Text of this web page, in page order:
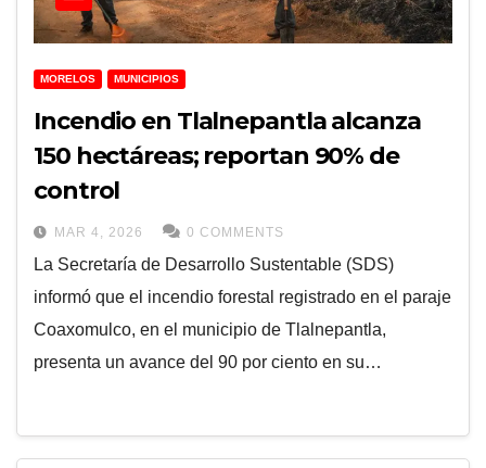
MORELOS MUNICIPIOS
Incendio en Tlalnepantla alcanza
150 hectáreas; reportan 90% de
control
MAR 4, 2026 0 COMMENTS
La Secretaría de Desarrollo Sustentable (SDS)
informó que el incendio forestal registrado en el paraje
Coaxomulco, en el municipio de Tlalnepantla,
presenta un avance del 90 por ciento en su…